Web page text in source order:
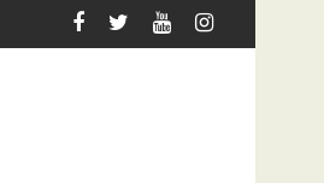
Black Label Society regresa a